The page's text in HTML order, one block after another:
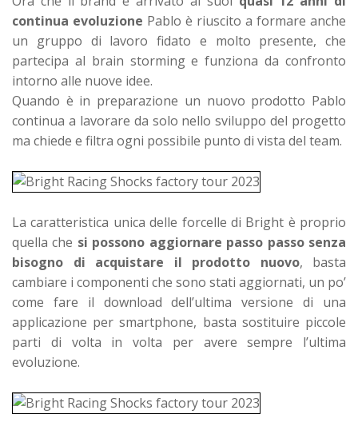
continua evoluzione Pablo è riuscito a formare anche
un gruppo di lavoro fidato e molto presente, che
partecipa al brain storming e funziona da confronto
intorno alle nuove idee.
Quando è in preparazione un nuovo prodotto Pablo
continua a lavorare da solo nello sviluppo del progetto
ma chiede e filtra ogni possibile punto di vista del team.
La caratteristica unica delle forcelle di Bright è proprio
quella che si possono aggiornare passo passo senza
bisogno di acquistare il prodotto nuovo, basta
cambiare i componenti che sono stati aggiornati, un po’
come fare il download dell’ultima versione di una
applicazione per smartphone, basta sostituire piccole
parti di volta in volta per avere sempre l’ultima
evoluzione.